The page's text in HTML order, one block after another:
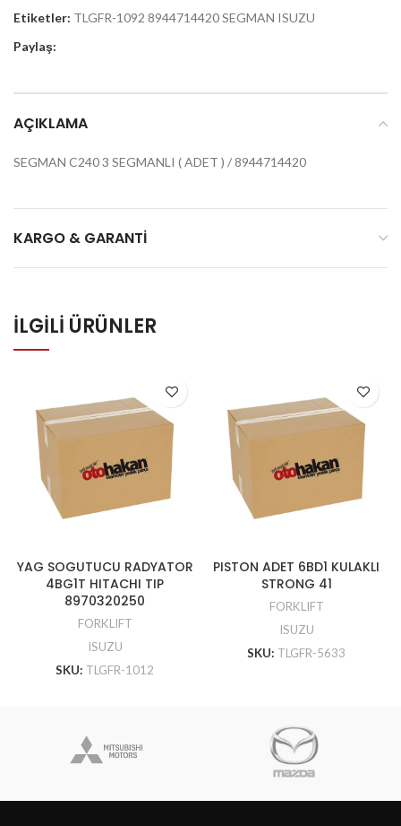
Etiketler: TLGFR-1092 8944714420 SEGMAN ISUZU
Paylaş:
AÇIKLAMA
SEGMAN C240 3 SEGMANLI ( ADET ) / 8944714420
KARGO & GARANTI
İLGILI ÜRÜNLER
YAG SOGUTUCU RADYATOR
4BG1T HITACHI TIP
8970320250
FORKLIFT
ISUZU
SKU: TLGFR-1012
PISTON ADET 6BD1 KULAKLI
STRONG 41
FORKLIFT
ISUZU
SKU: TLGFR-5633